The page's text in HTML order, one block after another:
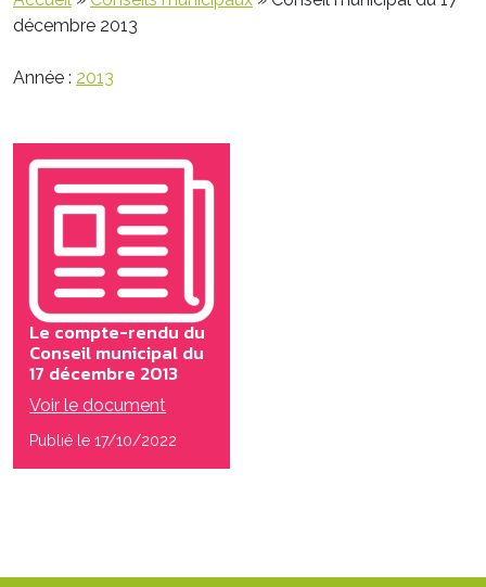
décembre 2013
Année : 2013
Le compte-rendu du
Conseil municipal du
17 décembre 2013
Voir le document
Publié le 17/10/2022